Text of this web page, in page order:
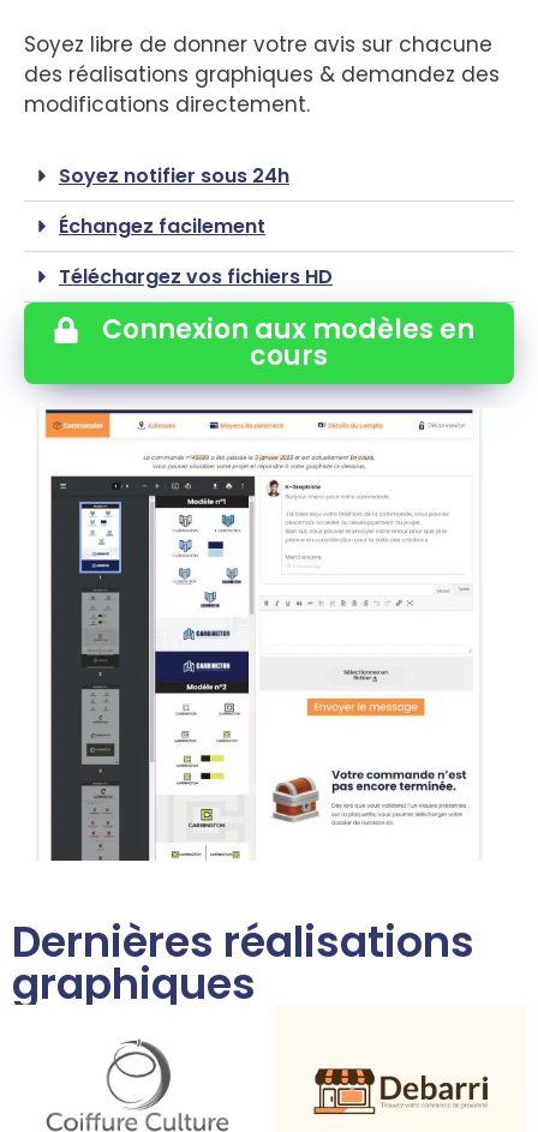
Soyez libre de donner votre avis sur chacune
des réalisations graphiques & demandez des
modifications directement.
Soyez notifier sous 24h
Échangez facilement
Téléchargez vos fichiers HD
Connexion aux modèles en
cours
Dernières réalisations
graphiques